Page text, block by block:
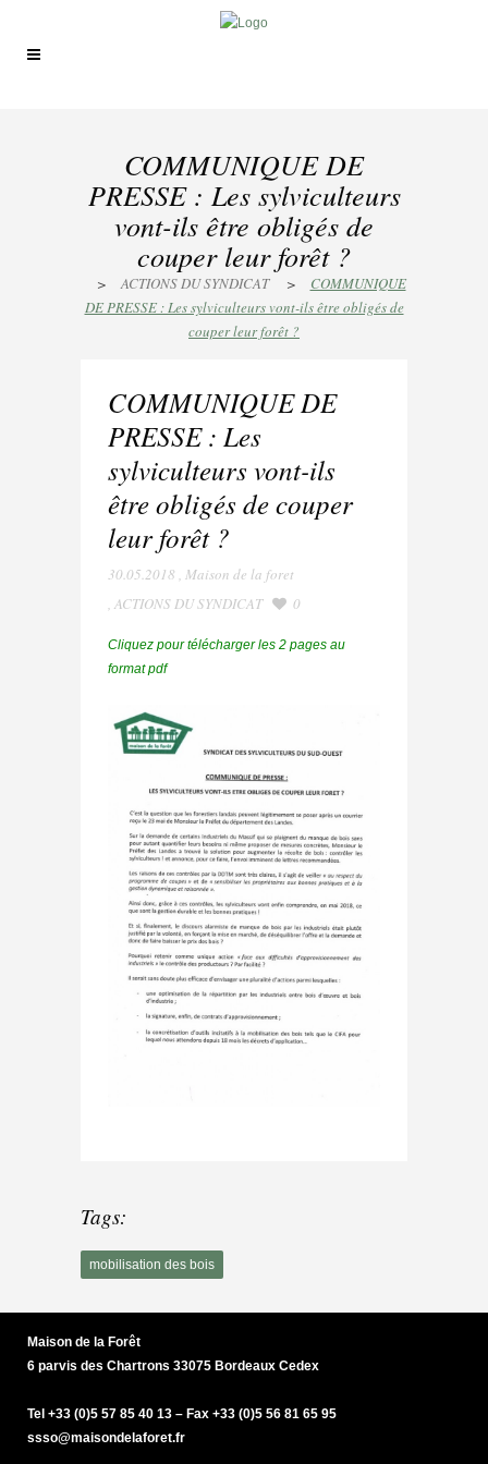
COMMUNIQUE DE
PRESSE : Les sylviculteurs
vont-ils être obligés de
couper leur forêt ?
> ACTIONS DU SYNDICAT >
COMMUNIQUE
DE PRESSE : Les sylviculteurs vont-ils être obligés de
couper leur forêt ?
COMMUNIQUE DE
PRESSE : Les
sylviculteurs vont-ils
être obligés de couper
leur forêt ?
30.05.2018 , Maison de la foret
, ACTIONS DU SYNDICAT 0
Cliquez pour télécharger les 2 pages au
format pdf
Tags:
mobilisation des bois
Maison de la Forêt
6 parvis des Chartrons 33075 Bordeaux Cedex
Tel +33 (0)5 57 85 40 13 – Fax +33 (0)5 56 81 65 95
ssso@maisondelaforet.fr